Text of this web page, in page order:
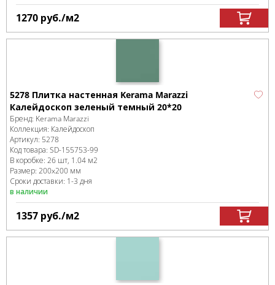
1270 руб./м2
5278 Плитка настенная Kerama Marazzi
Калейдоскоп зеленый темный 20*20
Бренд: Kerama Marazzi
Коллекция: Калейдоскоп
Артикул: 5278
Код товара: SD-155753-99
В коробке: 26 шт, 1.04 м2
Размер: 200x200 мм
Сроки доставки: 1-3 дня
в наличии
1357 руб./м2